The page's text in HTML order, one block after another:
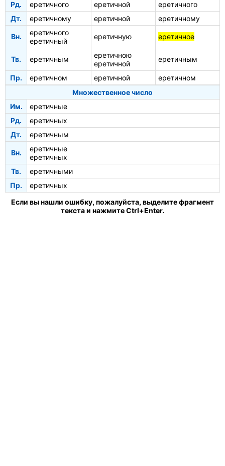
Рд.
еретичного еретичной
еретичного
Дт.
еретичному еретичной еретичному
Вн.
еретичного
еретичный
еретичную еретичное
Тв. еретичным
еретичною
еретичной
еретичным
Пр. еретичном еретичной
еретичном
Множественное число
Им.
еретичные
Рд.
еретичных
Дт.
еретичным
Вн.
еретичные
еретичных
Тв.
еретичными
Пр.
еретичных
Если вы нашли ошибку, пожалуйста, выделите фрагмент
текста и нажмите Ctrl+Enter.